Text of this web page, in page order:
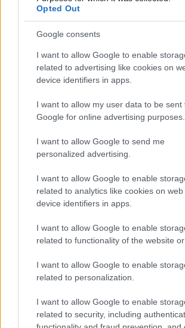
Opted Out
Google consents
I want to allow Google to enable
related to advertising like cookies on
device identifiers in apps.
I want to allow my user data to be sent
Google for online advertising purposes.
I want to allow Google to send me
personalized advertising.
I want to allow Google to enable
related to analytics like cookies on
device identifiers in apps.
I want to allow Google to enable
related to functionality of the website or
I want to allow Google to enable
related to personalization.
I want to allow Google to enable
related to security, including
vezető művészei és érdekvédelmi
olyan művészeket, producereket
segíthetik a színház fejlődését. A
Grammy-díjas
Kesselyák Gergelykarmester,
Herczeg Tamás, a Szegedi
ügyvezető igazgatója ésTörök Zoltán
menedzser is.
Lőrinczy György
kiemelte, hogy a
munkában nem, de a színház
arculatában szeretne változást. Mint
változott az elmúlt években a
szükség van vérfrissítésre. Célja
elismertetése, szeretné, ha a szakma,
Operettszínházhoz.